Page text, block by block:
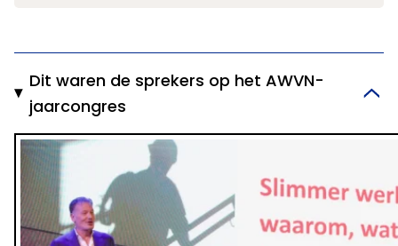
Dit waren de sprekers op het AWVN-
jaarcongres